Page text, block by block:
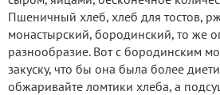
Пшеничный хлеб, хлеб для тостов,
монастырский, бородинский, то же
разнообразие. Вот с бородинским
закуску, что бы она была более
обжаривайте ломтики хлеба, а